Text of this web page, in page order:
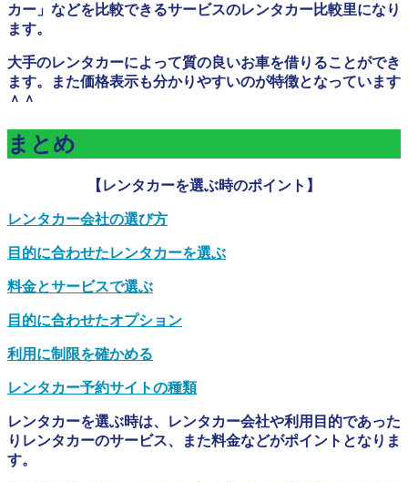
カー」などを比較できるサービスのレンタカー比較里になり
ます。
大手のレンタカーによって質の良いお車を借りることができ
ます。また価格表示も分かりやすいのが特徴となっています
＾＾
まとめ
【レンタカーを選ぶ時のポイント】
レンタカー会社の選び方
目的に合わせたレンタカーを選ぶ
料金とサービスで選ぶ
目的に合わせたオプション
利用に制限を確かめる
レンタカー予約サイトの種類
レンタカーを選ぶ時は、レンタカー会社や利用目的であった
りレンタカーのサービス、また料金などがポイントとなりま
す。